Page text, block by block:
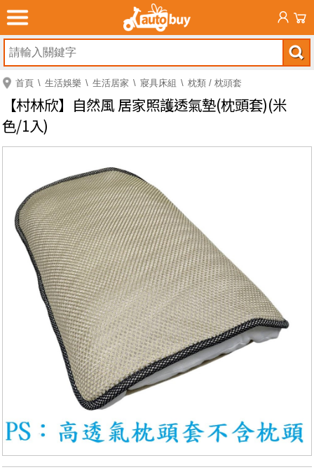
首頁 生活娛樂 生活居家 寢具床組 枕類 / 枕頭套
【村林欣】自然風 居家照護透氣墊(枕頭套)(米
色/1入)